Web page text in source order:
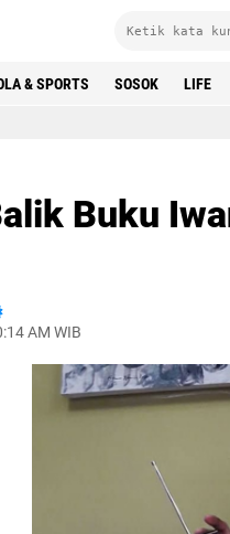
& SPORTS SOSOK LIFE
Buku
AM WIB